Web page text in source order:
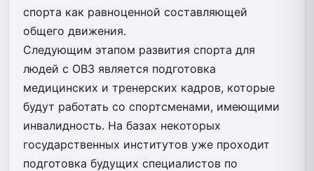
спорта как равноценной составляющей
общего движения.
Следующим этапом развития спорта для
людей с ОВЗ является подготовка
медицинских и тренерских кадров, которые
будут работать со спортсменами, имеющими
инвалидность. На базах некоторых
государственных институтов уже проходит
подготовка будущих специалистов по